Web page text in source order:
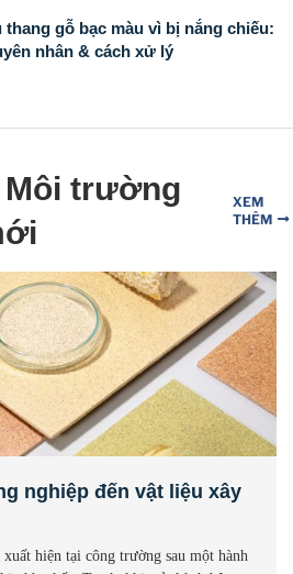
thang gỗ bạc màu vì bị nắng chiếu:
nhân & cách xử lý
Môi trường
XEM
THÊM
nghiệp đến vật liệu xây
hiện tại công trường sau một hành